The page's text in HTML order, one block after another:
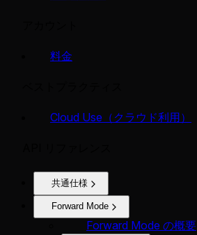
料金
Cloud Use（クラウド利用）
共通仕様
Forward Mode
Forward Mode の概要